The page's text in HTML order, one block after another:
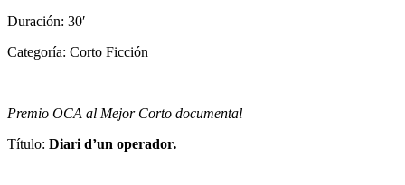
Duración: 30′
Categoría: Corto Ficción
Premio OCA al Mejor Corto documental
Título: Diari d’un operador.